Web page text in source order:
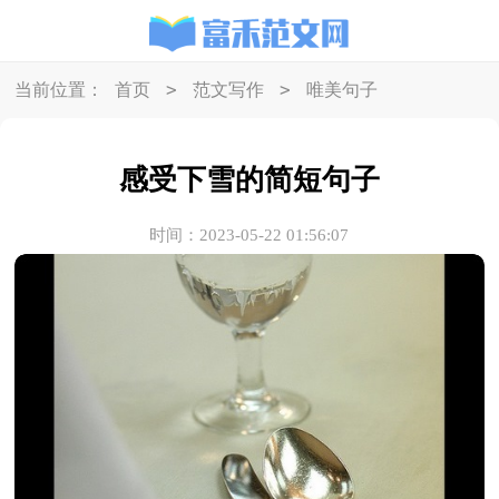
当前位置： 首页 > 范文写作 > 唯美句子
感受下雪的简短句子
时间：2023-05-22 01:56:07